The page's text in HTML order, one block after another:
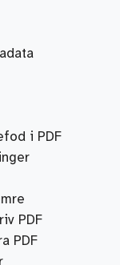
i PDF
PDF
PDF